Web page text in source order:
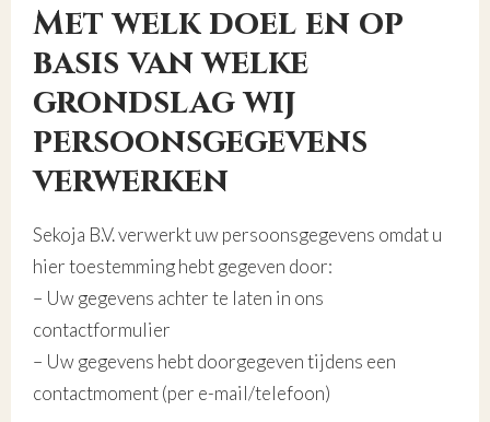
Met welk doel en op
basis van welke
grondslag wij
persoonsgegevens
verwerken
Sekoja B.V. verwerkt uw persoonsgegevens omdat u
hier toestemming hebt gegeven door:
– Uw gegevens achter te laten in ons
contactformulier
– Uw gegevens hebt doorgegeven tijdens een
contactmoment (per e-mail/telefoon)